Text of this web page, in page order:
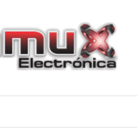
8gr con FLUX